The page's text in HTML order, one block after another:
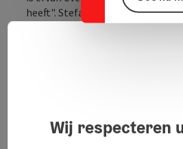
heeft". Stefan Fölser is sinds 1987
teelt, oogst, verwerking en
van producten gemaakt van
productassortiment omvat ook
Martin Mahringer ...
Wij respecteren